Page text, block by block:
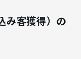
み客獲得）の